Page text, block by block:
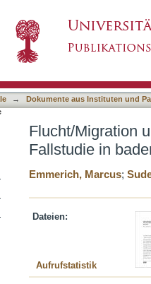
→
Dokumente aus Instituten und
Flucht/Migration
Fallstudie in
Emmerich, Marcus;
Dateien:
Aufrufstatistik